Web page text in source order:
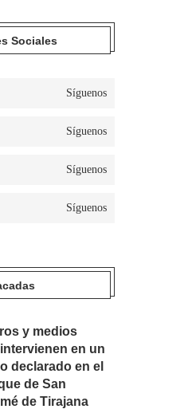
Sociales
Síguenos
Síguenos
Síguenos
Síguenos
y medios
en un
declarado en el
de San
de Tirajana